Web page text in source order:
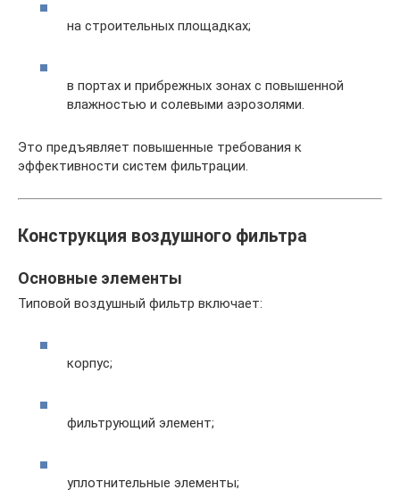
на строительных площадках;
в портах и прибрежных зонах с повышенной
влажностью и солевыми аэрозолями.
Это предъявляет повышенные требования к
эффективности систем фильтрации.
Конструкция воздушного фильтра
Основные элементы
Типовой воздушный фильтр включает:
корпус;
фильтрующий элемент;
уплотнительные элементы;